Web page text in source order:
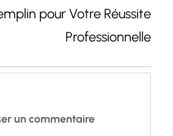
pour Votre Réussite
Professionnelle
un commentaire